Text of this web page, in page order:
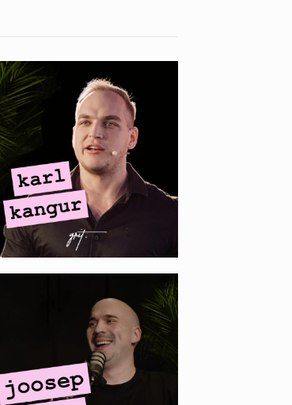
KARL KANGUR. Mis
SEO-ga praegu
toimub? (no fluff)
HERTWILL. Joosep
Sibul – Reddit,
Shopify app store ja
alustava ettevõtte
turundus